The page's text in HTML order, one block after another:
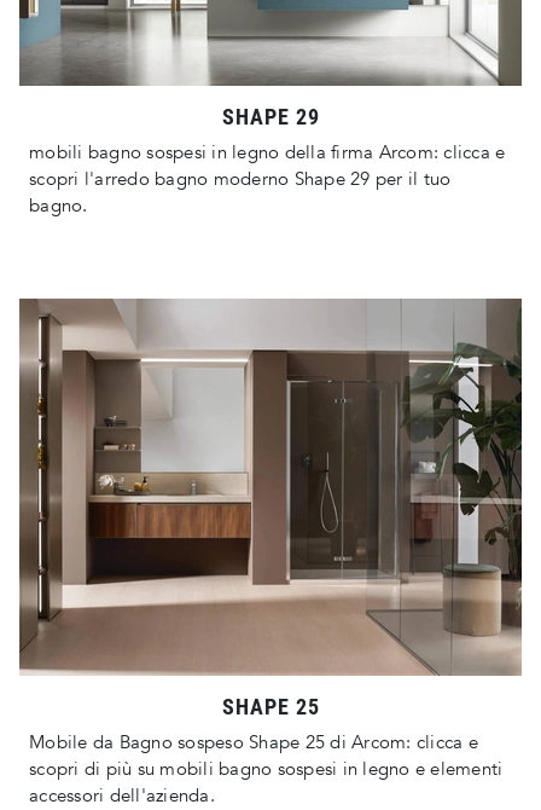
SHAPE 29
mobili bagno sospesi in legno della firma Arcom: clicca e
scopri l'arredo bagno moderno Shape 29 per il tuo
bagno.
SHAPE 25
Mobile da Bagno sospeso Shape 25 di Arcom: clicca e
scopri di più su mobili bagno sospesi in legno e elementi
accessori dell'azienda.